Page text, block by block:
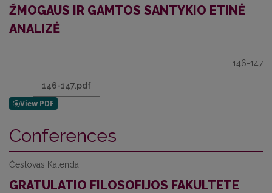
ŽMOGAUS IR GAMTOS SANTYKIO ETINĖ
ANALIZĖ
146-147
146-147.pdf
Conferences
Česlovas Kalenda
GRATULATIO FILOSOFIJOS FAKULTETE